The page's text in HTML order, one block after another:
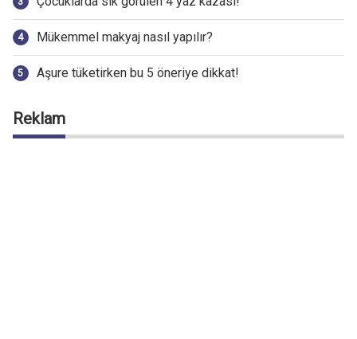
Mükemmel makyaj nasıl yapılır?
Aşure tüketirken bu 5 öneriye dikkat!
Reklam